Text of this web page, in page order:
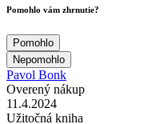
Pomohlo vám zhrnutie?
Pomohlo
Nepomohlo
Pavol Bonk
Overený nákup
11.4.2024
Užitočná kniha